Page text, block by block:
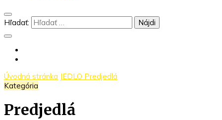
Hľadať:
Úvodná stránka JEDLO Predjedlá
Kategória
Predjedlá